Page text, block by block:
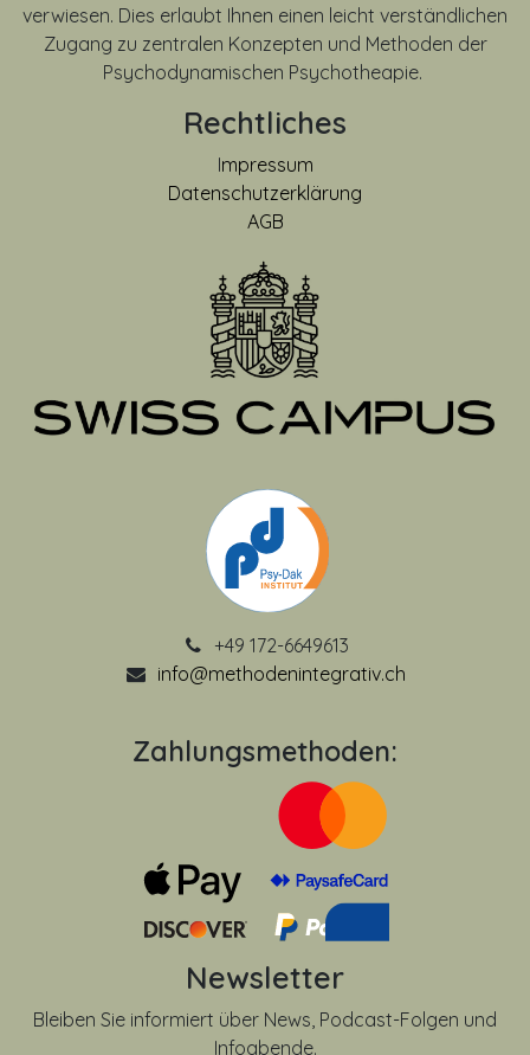
verwiesen. Dies erlaubt Ihnen einen leicht verständlichen
Zugang zu zentralen Konzepten und Methoden der
Psychodynamischen Psychotheapie.
Rechtliches
Impressum
Datenschutzerklärung
AGB
+49 172-6649613
info@methodenintegrativ.ch
Zahlungsmethoden:
Newsletter
Bleiben Sie informiert über News, Podcast-Folgen und
Infoabende.